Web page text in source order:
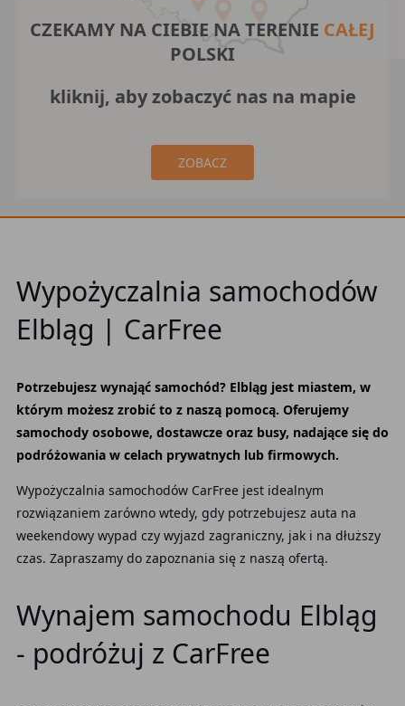
CZEKAMY NA CIEBIE NA TERENIE CAŁEJ
POLSKI
kliknij, aby zobaczyć nas na mapie
ZOBACZ
Wypożyczalnia samochodów
Elbląg | CarFree
Potrzebujesz wynająć samochód? Elbląg jest miastem, w
którym możesz zrobić to z naszą pomocą. Oferujemy
samochody osobowe, dostawcze oraz busy, nadające się do
podróżowania w celach prywatnych lub firmowych.
Wypożyczalnia samochodów CarFree jest idealnym
rozwiązaniem zarówno wtedy, gdy potrzebujesz auta na
weekendowy wypad czy wyjazd zagraniczny, jak i na dłuższy
czas. Zapraszamy do zapoznania się z naszą ofertą.
Wynajem samochodu Elbląg
- podróżuj z CarFree